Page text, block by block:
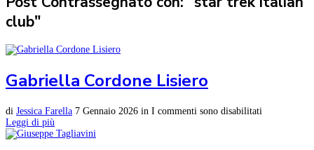
club"
Gabriella Cordone Lisiero
di Jessica Farella 7 Gennaio 2026 in I commenti sono disabilitati
Leggi di più